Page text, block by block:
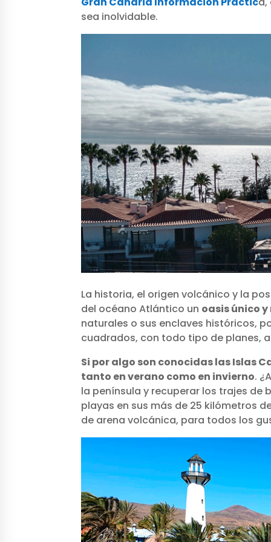
sea inolvidable.
La historia, el origen volcánico y la
del océano Atlántico un oasis único
naturales o sus enclaves históricos,
cuadrados, con todo tipo de planes,
Si por algo son conocidas las Islas
tanto en verano como en invierno.
la península y recuperar los trajes de
playas en sus más de 25 kilómetros
de arena volcánica, para todos los